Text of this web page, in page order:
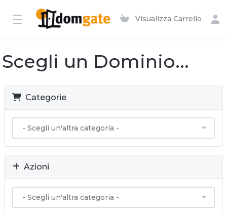
Visualizza Carrello
Scegli un Dominio...
Categorie
Azioni